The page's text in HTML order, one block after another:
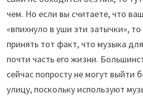
чем. Но если вы считаете, что
«впихнуло в уши эти затычки»,
принять тот факт, что музыка
почти часть его жизни.
сейчас попросту не могут выйти
улицу, поскольку используют